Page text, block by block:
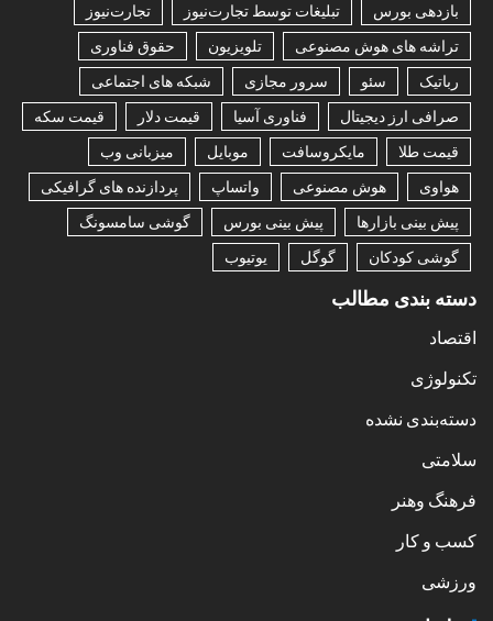
بازدهی بورس
تبلیغات توسط تجارت‌نیوز
تجارت‌نیوز
تراشه های هوش مصنوعی
تلویزیون
حقوق فناوری
رباتیک
سئو سرور مجازی
شبکه های اجتماعی
صرافی ارز دیجیتال
فناوری آسیا قیمت دلار
قیمت سکه
قیمت طلا
مایکروسافت موبایل
میزبانی وب
هواوی
هوش مصنوعی واتساپ
پردازنده های گرافیکی
پیش بینی بازارها
پیش بینی بورس
گوشی سامسونگ
گوشی کودکان
گوگل یوتیوب
دسته بندی مطالب
اقتصاد
تکنولوژی
دسته‌بندی نشده
سلامتی
فرهنگ وهنر
کسب و کار
ورزشی